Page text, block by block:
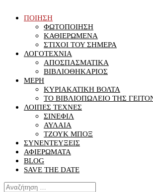
ΠΟΙΗΣΗ
ΦΩΤΟΠΟΙΗΣΗ
ΚΑΘΙΕΡΩΜΕΝΑ
ΣΤΙΧΟΙ ΤΟΥ ΣΗΜΕΡΑ
ΛΟΓΟΤΕΧΝΙΑ
ΑΠΟΣΠΑΣΜΑΤΙΚΑ
ΒΙΒΛΙΟΘΗΚΑΡΙΟΣ
ΜΕΡΗ
ΚΥΡΙΑΚΑΤΙΚΗ ΒΟΛΤΑ
ΤΟ ΒΙΒΛΙΟΠΩΛΕΙΟ ΤΗΣ
ΛΟΙΠΕΣ ΤΕΧΝΕΣ
ΣΙΝΕΦΙΛ
ΑΥΛΑΙΑ
ΤΖΟΥΚ ΜΠΟΞ
ΣΥΝΕΝΤΕΥΞΕΙΣ
ΑΦΙΕΡΩΜΑΤΑ
BLOG
SAVE THE DATE